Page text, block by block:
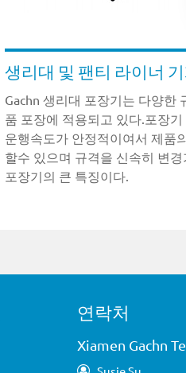
생리대 및 팬티 라이너
Gachn 생리대 포장기는 다양한
품 포장에 적용되고 있다.포장
운행속도가 안정적이여서 제품
할수 있으며 규격을 신속히 변
포장기의 큰 특징이다.
연락처
Xiamen Gachn